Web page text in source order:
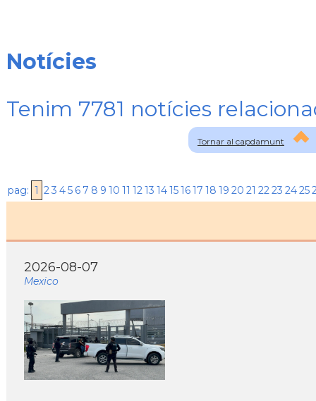
Tornar al capdamunt
Notícies
Tenim 7781 notícies
pag: 1 23 45 6 7 8 9 10 11 1213 14151617 18 19 20 21 2223 2425
2026-08-07
Mexico